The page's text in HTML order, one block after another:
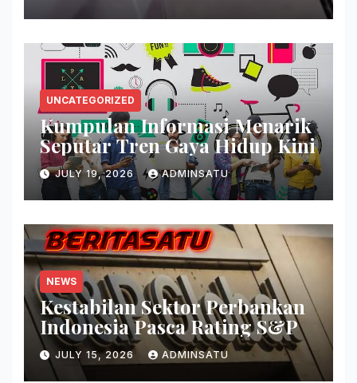
UNCATEGORIZED
Kumpulan Informasi Menarik
Seputar Tren Gaya Hidup Kini
JULY 19, 2026 ADMINSATU
NEWS
Kestabilan Sektor Perbankan
Indonesia Pasca Rating S&P
JULY 15, 2026 ADMINSATU